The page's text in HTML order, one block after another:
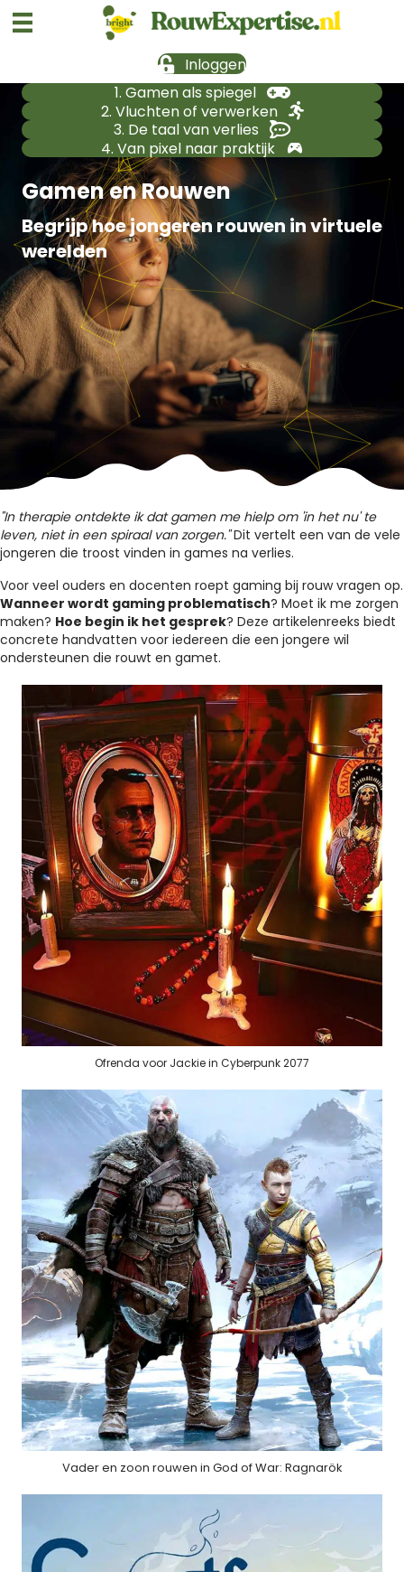
Inloggen
1. Gamen als spiegel
2. Vluchten of verwerken
3. De taal van verlies
4. Van pixel naar praktijk
Gamen en Rouwen
Begrijp hoe jongeren rouwen in virtuele
werelden
"In therapie ontdekte ik dat gamen me hielp om 'in het nu' te
leven, niet in een spiraal van zorgen."Dit vertelt een van de vele
jongeren die troost vinden in games na verlies.
Voor veel ouders en docenten roept gaming bij rouw vragen op.
Wanneer wordt gaming problematisch? Moet ik me zorgen
maken? Hoe begin ik het gesprek? Deze artikelenreeks biedt
concrete handvatten voor iedereen die een jongere wil
ondersteunen die rouwt en gamet.
Ofrenda voor Jackie in Cyberpunk 2077
Vader en zoon rouwen in God of War: Ragnarök